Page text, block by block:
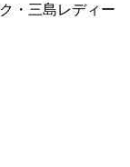
・三島レディー